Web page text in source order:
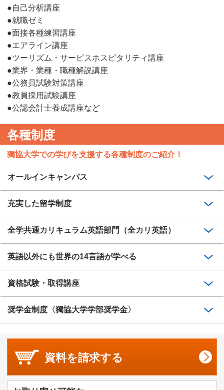
●自己分析講座
●就職ゼミ
●面接各種練習講座
●エアライン講座
●ツーリズム・サービスホスピタリティ講座
●業界・業種・職種解説講座
●公務員試験対策講座
●教員採用試験講座
●公認会計士養成講座など
各種制度
獨協大学での学びを支援する各種制度のご紹介！
オールインキャンパス
充実した留学制度
全学共通カリキュラム英語部門（全カリ英語）
英語以外にも世界の14言語が学べる
資格試験・取得講座
奨学金制度〈獨協大学学部奨学金〉
資料を請求する